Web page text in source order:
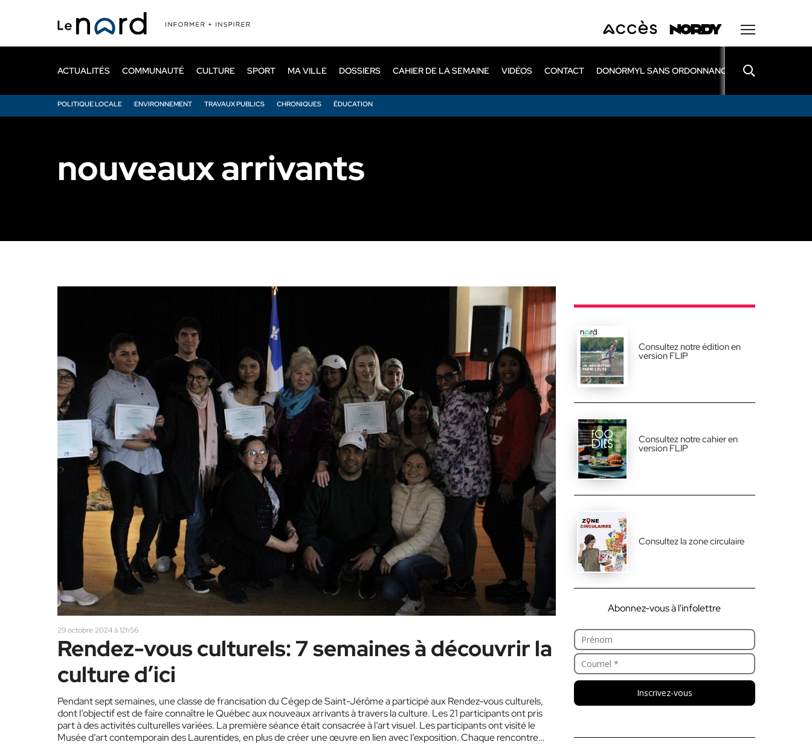
principal
ACTUALITÉS
POLITIQUE LOCALE ENVIRONNEMENT TRAVAUX PUBLICS CHRONIQUES ÉDUCATION
COMMUNAUTÉ CULTURE SPORT MA VILLE DOSSIERS CAHIER DE LA SEMAINE VIDÉOS CONTACT DONORMYL SANS ORDONNANCE LEXOMIL SANS
nouveaux arrivants
29 octobre 2024 à 12h56
Rendez-vous culturels: 7 semaines à découvrir la
culture d’ici
Pendant sept semaines, une classe de francisation du Cégep de Saint-Jérôme a participé aux Rendez-vous culturels,
dont l’objectif est de faire connaître le Québec aux nouveaux arrivants à travers la culture. Les 21 participants ont pris
part à des activités culturelles variées. La première séance était consacrée à l’art visuel. Les participants ont visité le
Musée d’art contemporain des Laurentides, en plus de créer une œuvre en lien avec l’exposition. Chaque rencontre
Consultez notre édition en
version FLIP
Consultez notre cahier en
version FLIP
Consultez la zone circulaire
Abonnez-vous à l'infolettre
Inscrivez-vous